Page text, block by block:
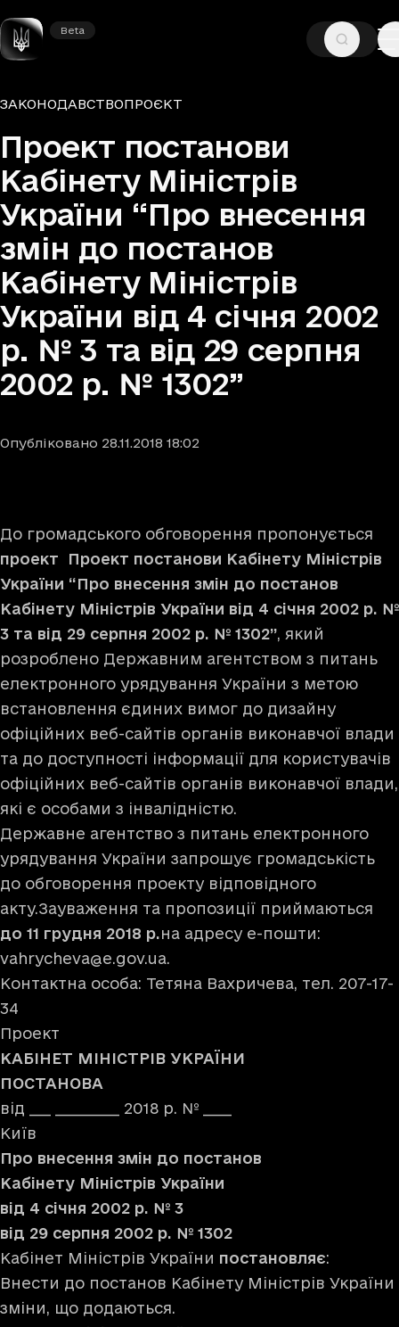
Beta
Beta
ГОЛОВНА—ДОКУМЕНТИ—
Група документів та тип
ЗАКОНОДАВСТВОПРОЄКТ
Проект постанови
Кабінету Міністрів
України “Про внесення
змін до постанов
Кабінету Міністрів
України від 4 січня 2002
р. № 3 та від 29 серпня
2002 р. № 1302”
Опубліковано 28.11.2018 18:02
До громадського обговорення пропонується
проект Проект постанови Кабінету Міністрів
України “Про внесення змін до постанов
Кабінету Міністрів України від 4 січня 2002 р. №
3 та від 29 серпня 2002 р. № 1302”, який
розроблено Державним агентством з питань
електронного урядування України з метою
встановлення єдиних вимог до дизайну
офіційних веб-сайтів органів виконавчої влади
та до доступності інформації для користувачів
офіційних веб-сайтів органів виконавчої влади,
які є особами з інвалідністю.
Державне агентство з питань електронного
урядування України запрошує громадськість
до обговорення проекту відповідного
акту.Зауваження та пропозиції приймаються
до 11 грудня 2018 р.на адресу е-пошти:
vahrycheva@e.gov.ua.
Контактна особа: Тетяна Вахричева, тел. 207-17-
34
Проект
КАБІНЕТ МІНІСТРІВ УКРАЇНИ
ПОСТАНОВА
від ___ _________ 2018 р. № ____
Київ
Про внесення змін до постанов
Кабінету Міністрів України
від 4 січня 2002 р. № 3
від 29 серпня 2002 р. № 1302
Кабінет Міністрів України постановляє:
Внести до постанов Кабінету Міністрів України
зміни, що додаються.